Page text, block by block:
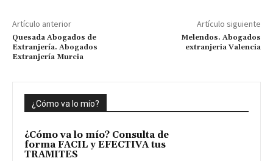
Artículo anterior
Quesada Abogados de
Extranjería. Abogados
Extranjería Murcia
Artículo siguiente
Melendos. Abogados
extranjeria Valencia
¿Cómo va lo mío?
¿Cómo va lo mío? Consulta de
forma FACIL y EFECTIVA tus
TRAMITES